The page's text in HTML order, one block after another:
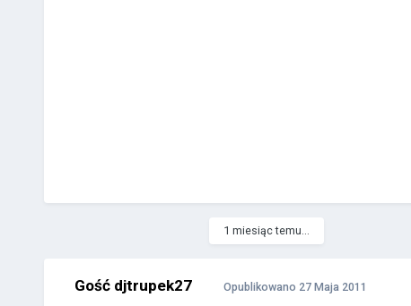
1 miesiąc temu...
Gość djtrupek27 Opublikowano 27 Maja 2011